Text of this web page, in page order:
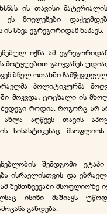
ის თავისი
მოვლენები
სხვა ეგრეგორიდან ხაპავს.
იქნა ამ
მოტყუებით გაიყვანეს
ბნელ ოთახში
პოლიტიკურმა
მოკვდა, ცოცხალი ის
როდია. როგორც არ
აღწევს თავის
სისასტიკესაც
შემდგომი
ისრაელისთვის და
შემთხვევაში მსოფლიოზე
ისინი მაშიაყს
გახდება.